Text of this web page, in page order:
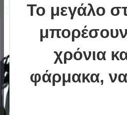
Το μεγάλο
χρόνια
φάρμακα,